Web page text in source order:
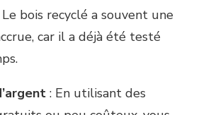
Le bois recyclé a souvent une
car il a déjà été testé
: En utilisant des